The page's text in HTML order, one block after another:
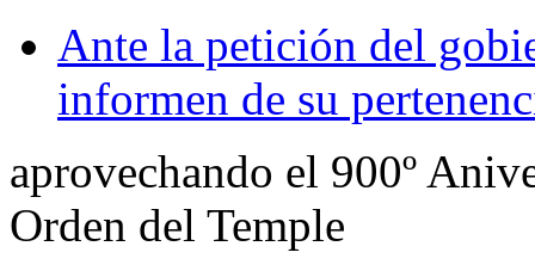
Ante la petición del
informen de su
aprovechando el 900º
Orden del Temple